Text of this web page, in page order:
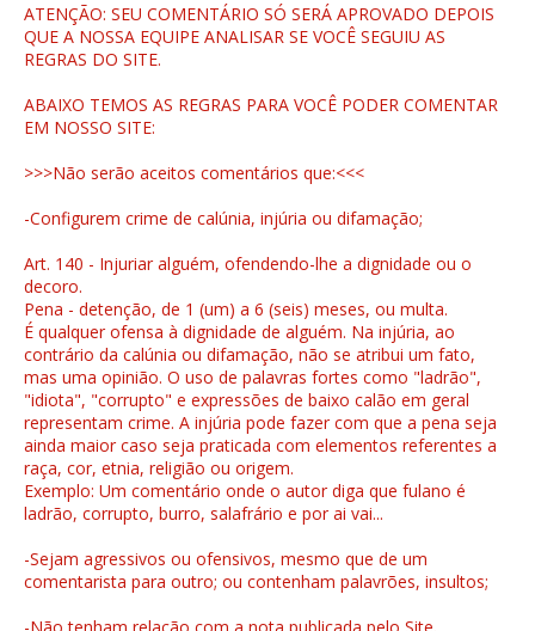
ATENÇÃO: SEU COMENTÁRIO SÓ SERÁ APROVADO DEPOIS
QUE A NOSSA EQUIPE ANALISAR SE VOCÊ SEGUIU AS
REGRAS DO SITE.
ABAIXO TEMOS AS REGRAS PARA VOCÊ PODER COMENTAR
EM NOSSO SITE:
>>>Não serão aceitos comentários que:<<<
-Configurem crime de calúnia, injúria ou difamação;
Art. 140 - Injuriar alguém, ofendendo-lhe a dignidade ou o
decoro.
Pena - detenção, de 1 (um) a 6 (seis) meses, ou multa.
É qualquer ofensa à dignidade de alguém. Na injúria, ao
contrário da calúnia ou difamação, não se atribui um fato,
mas uma opinião. O uso de palavras fortes como "ladrão",
"idiota", "corrupto" e expressões de baixo calão em geral
representam crime. A injúria pode fazer com que a pena seja
ainda maior caso seja praticada com elementos referentes a
raça, cor, etnia, religião ou origem.
Exemplo: Um comentário onde o autor diga que fulano é
ladrão, corrupto, burro, salafrário e por ai vai...
-Sejam agressivos ou ofensivos, mesmo que de um
comentarista para outro; ou contenham palavrões, insultos;
-Não tenham relação com a nota publicada pelo Site.